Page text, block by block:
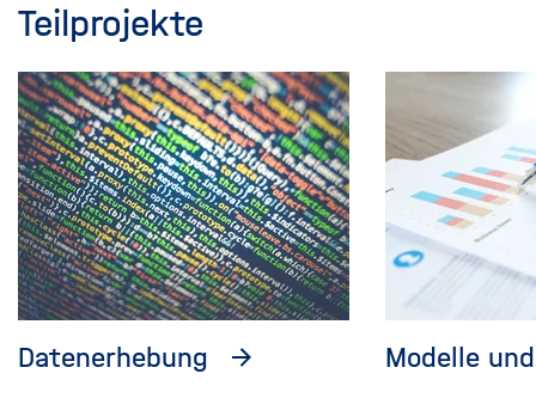
Dieses
überspringen
Teilprojekte
Datenerhebung Modelle